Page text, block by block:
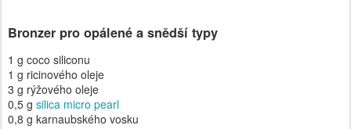
Bronzer pro opálené a snědší typy
1 g coco siliconu
1 g ricinového oleje
3 g rýžového oleje
0,5 g silica micro pearl
0,8 g karnaubského vosku